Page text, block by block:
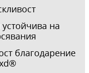
на
благодарение